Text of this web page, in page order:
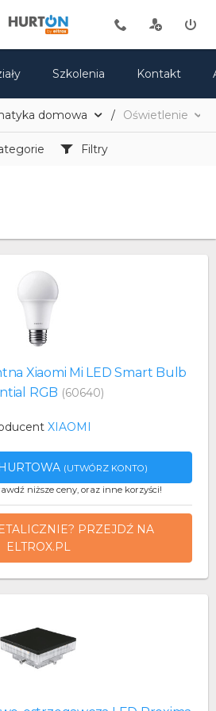
Szkolenia Kontakt
domowa Oświetlenie
Filtry
Xiaomi Mi LED Smart Bulb
RGB (60640)
XIAOMI
(UTWÓRZ KONTO)
niższe ceny, oraz inne korzyści!
PRZEJDŹ NA
ELTROX.PL